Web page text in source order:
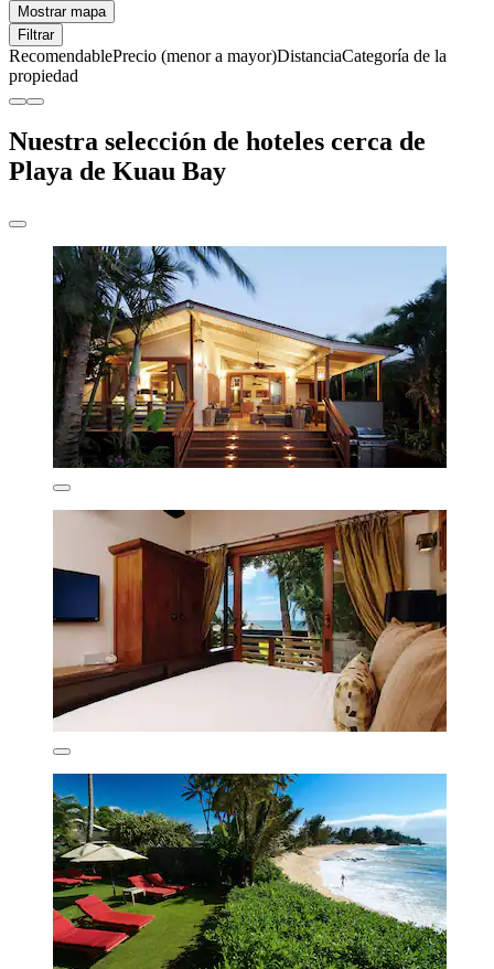
Mostrar mapa
Filtrar
RecomendablePrecio (menor a mayor)DistanciaCategoría de la
propiedad
Nuestra selección de hoteles cerca de
Playa de Kuau Bay